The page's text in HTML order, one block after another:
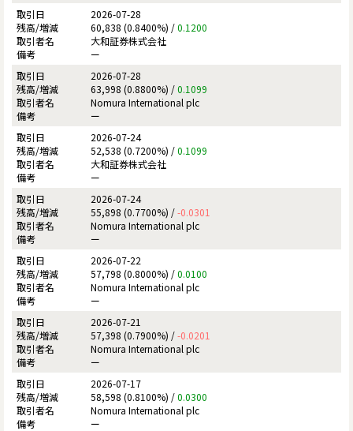
2026-07-28
60,838 (0.8400%) /0.1200
大和証券株式会社
ー
2026-07-28
63,998 (0.8800%) /0.1099
Nomura International plc
ー
2026-07-24
52,538 (0.7200%) /0.1099
大和証券株式会社
ー
2026-07-24
55,898 (0.7700%) /-0.0301
Nomura International plc
ー
2026-07-22
57,798 (0.8000%) /0.0100
Nomura International plc
ー
2026-07-21
57,398 (0.7900%) /-0.0201
Nomura International plc
ー
2026-07-17
58,598 (0.8100%) /0.0300
Nomura International plc
ー